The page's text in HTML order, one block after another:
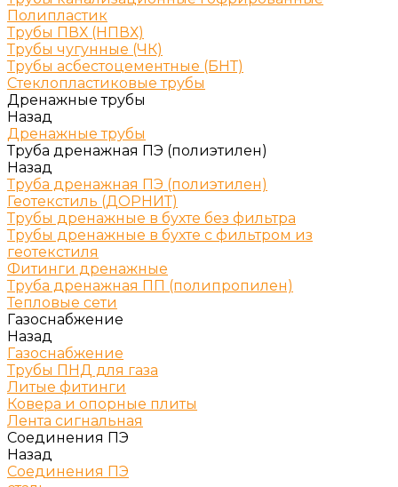
Полипластик
Трубы ПВХ (НПВХ)
Трубы чугунные (ЧК)
Трубы асбестоцементные (БНТ)
Стеклопластиковые трубы
Дренажные трубы
Назад
Дренажные трубы
Труба дренажная ПЭ (полиэтилен)
Назад
Труба дренажная ПЭ (полиэтилен)
Геотекстиль (ДОРНИТ)
Трубы дренажные в бухте без фильтра
Трубы дренажные в бухте с фильтром из
геотекстиля
Фитинги дренажные
Труба дренажная ПП (полипропилен)
Тепловые сети
Газоснабжение
Назад
Газоснабжение
Трубы ПНД для газа
Литые фитинги
Ковера и опорные плиты
Лента сигнальная
Соединения ПЭ
Назад
Соединения ПЭ